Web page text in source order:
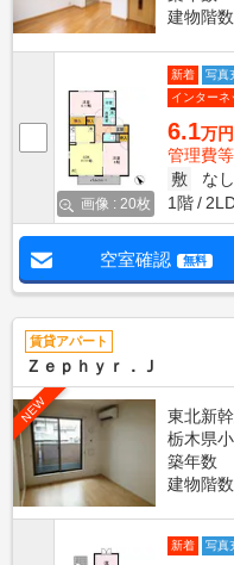
建物階数
画像 : 20枚
新着 写真
インターネ
6.1万円
管理費
敷
なし
1階
空室確認 無料
賃貸アパート
Ｚｅｐｈｙｒ．Ｊ
NEW
東北新
栃木県
築年数
建物階数
新着 写真